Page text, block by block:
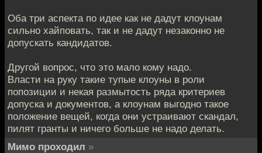
Оба три аспекта по идее как не дадут клоунам
сильно хайповать, так и не дадут незаконно не
допускать кандидатов.
Другой вопрос, что это мало кому надо.
Власти на руку такие тупые клоуны в роли
попозиции и некая размытость ряда критериев
допуска и документов, а клоунам выгодно такое
положение вещей, когда они устраивают скандал,
пилят гранты и ничего больше не надо делать.
Мимо проходил »